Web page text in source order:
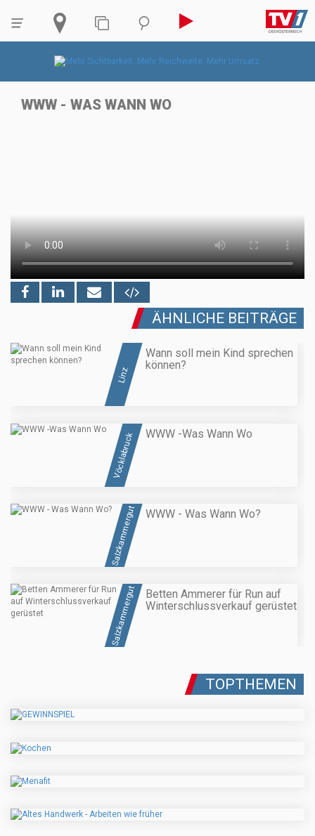
WWW - WAS WANN WO
ÄHNLICHE BEITRÄGE
Linz
Wann soll mein Kind sprechen
können?
Vöcklabruck WWW -Was Wann Wo
Salzkammergut WWW - Was Wann Wo?
Salzkammergut
Betten Ammerer für Run auf
Winterschlussverkauf gerüstet
TOPTHEMEN